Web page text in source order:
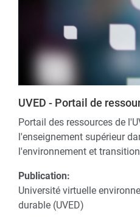
UVED - Portail de
Portail des ressources de
l'enseignement supérieur
l'environnement et
Publication:
Université virtuelle
durable (UVED)